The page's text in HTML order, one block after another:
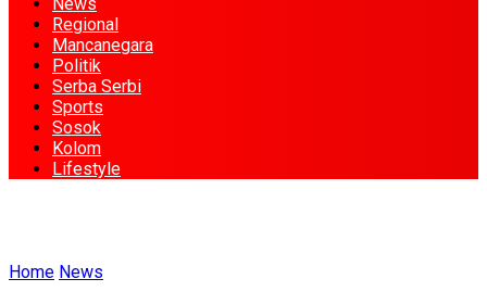
Regional
Mancanegara
Politik
Serba Serbi
Sports
Sosok
Kolom
Lifestyle
Home News